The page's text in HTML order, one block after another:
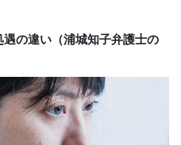
の違い（浦城知子弁護士の